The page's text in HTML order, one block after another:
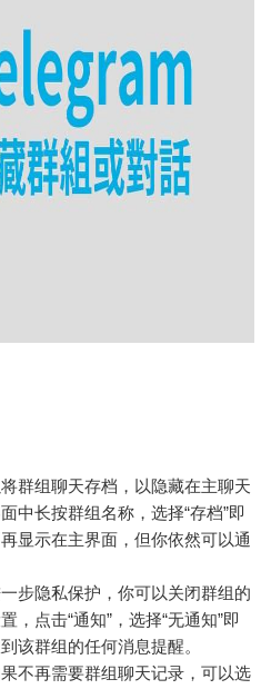
将群组聊天存档，以隐藏在主聊天
中长按群组名称，选择“存档”即
显示在主界面，但你依然可以通
一步隐私保护，你可以关闭群组的
，点击“通知”，选择“无通知”即
该群组的任何消息提醒。
果不再需要群组聊天记录，可以选